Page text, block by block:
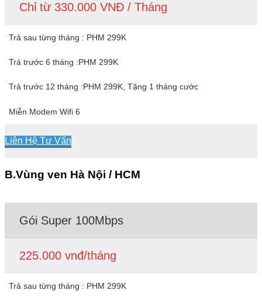
Chỉ từ 330.000 VNĐ / Tháng
Trả sau từng tháng : PHM 299K
Trả trước 6 tháng :PHM 299K
Trả trước 12 tháng :PHM 299K, Tặng 1 tháng cước
Miễn Modem Wifi 6
Liên Hệ Tư Vấn
B.Vùng ven Hà Nội / HCM
Gói Super 100Mbps
225.000 vnđ/tháng
Trả sau từng tháng : PHM 299K